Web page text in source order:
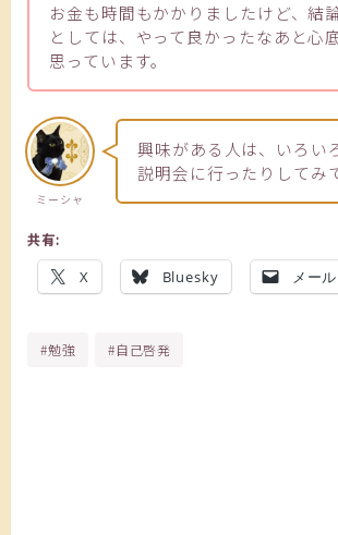
お金も時間もかかりましたけど、結
としては、やって良かったなあと心
思っています。
ミーシャ
興味がある人は、いろい
説明会に行ったりしてみ
共有:
X Bluesky メー
#勉強 #自己啓発